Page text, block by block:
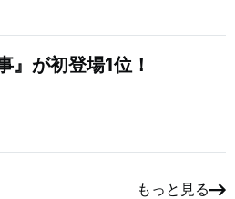
』が初登場1位！
もっと見る